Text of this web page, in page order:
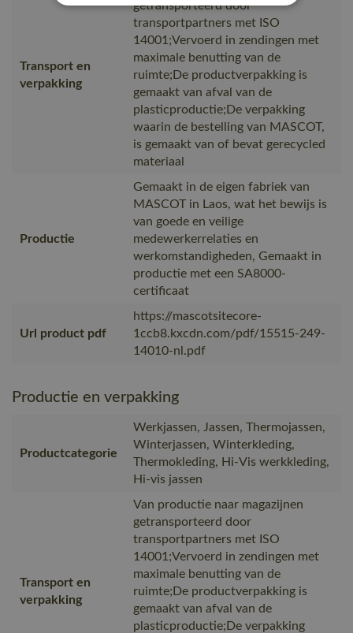
Transport en
verpakking
getransporteerd door
transportpartners met ISO
14001;Vervoerd in zendingen met
maximale benutting van de
ruimte;De productverpakking is
gemaakt van afval van de
plasticproductie;De verpakking
waarin de bestelling van MASCOT,
is gemaakt van of bevat gerecycled
materiaal
Productie
Gemaakt in de eigen fabriek van
MASCOT in Laos, wat het bewijs is
van goede en veilige
medewerkerrelaties en
werkomstandigheden, Gemaakt in
productie met een SA8000-
certificaat
Url product pdf
https://mascotsitecore-
1ccb8.kxcdn.com/pdf/15515-249-
14010-nl.pdf
Productie en verpakking
Productcategorie
Werkjassen, Jassen, Thermojassen,
Winterjassen, Winterkleding,
Thermokleding, Hi-Vis werkkleding,
Hi-vis jassen
Transport en
verpakking
Van productie naar magazijnen
getransporteerd door
transportpartners met ISO
14001;Vervoerd in zendingen met
maximale benutting van de
ruimte;De productverpakking is
gemaakt van afval van de
plasticproductie;De verpakking